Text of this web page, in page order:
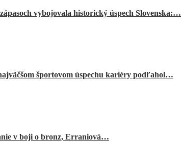
vybojovala historický úspech Slovenska:…
športovom úspechu kariéry podľahol…
v boji o bronz, Erraniová…